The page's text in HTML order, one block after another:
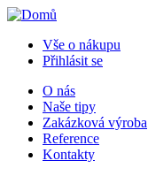
Přejít
hlavnímu
obsahu
Menu
uživatelského
účtu
Vše o nákupu
Přihlásit se
Horní
menu
O nás
Naše tipy
Zakázková výroba
Reference
Kontakty